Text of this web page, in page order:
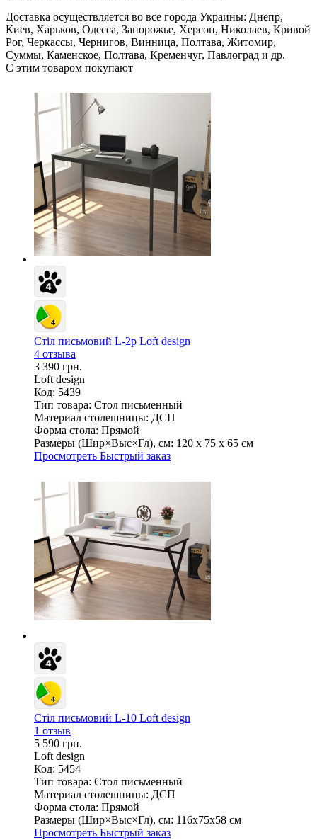
Доставка осуществляется во все города Украины: Днепр,
Киев, Харьков, Одесса, Запорожье, Херсон, Николаев, Кривой
Рог, Черкассы, Чернигов, Винница, Полтава, Житомир,
Суммы, Каменское, Полтава, Кременчуг, Павлоград и др.
С этим товаром покупают
Стіл письмовий L-2p Loft design
4 отзыва
3 390 грн.
Loft design
Код: 5439
Тип товара: Стол письменный
Материал столешницы: ДСП
Форма стола: Прямой
Размеры (Шир×Выс×Гл), см: 120 х 75 х 65 см
Просмотреть Быстрый заказ
Стіл письмовий L-10 Loft design
1 отзыв
5 590 грн.
Loft design
Код: 5454
Тип товара: Стол письменный
Материал столешницы: ДСП
Форма стола: Прямой
Размеры (Шир×Выс×Гл), см: 116х75х58 см
Просмотреть Быстрый заказ